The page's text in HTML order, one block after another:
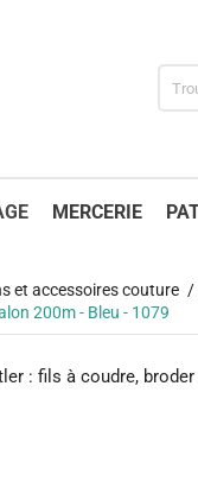
MERCERIE
et accessoires couture
200m - Bleu - 1079